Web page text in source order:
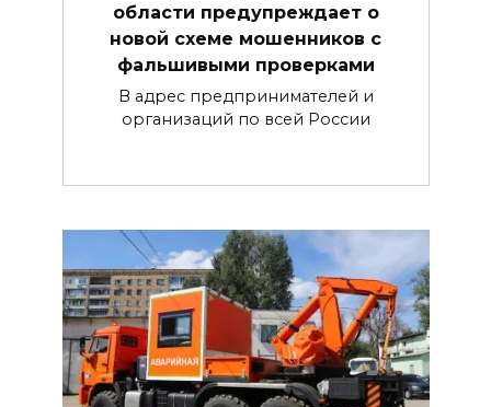
области предупреждает о
новой схеме мошенников с
фальшивыми проверками
В адрес предпринимателей и
организаций по всей России